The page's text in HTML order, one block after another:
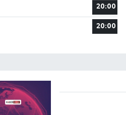
20:00
20:00